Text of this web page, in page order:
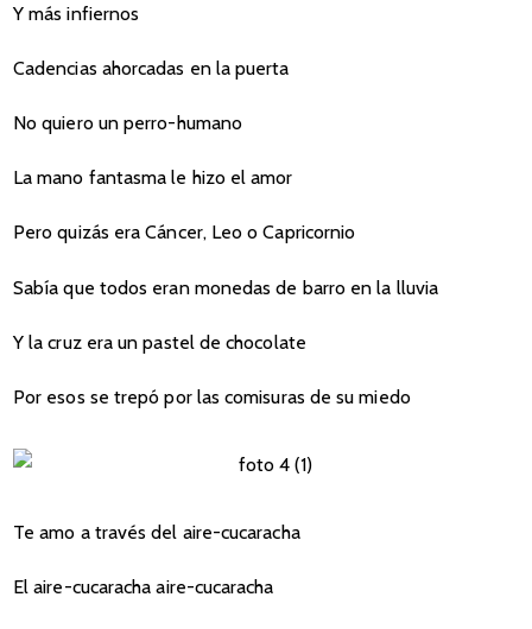
Y más infiernos
Cadencias ahorcadas en la puerta
No quiero un perro-humano
La mano fantasma le hizo el amor
Pero quizás era Cáncer, Leo o Capricornio
Sabía que todos eran monedas de barro en la lluvia
Y la cruz era un pastel de chocolate
Por esos se trepó por las comisuras de su miedo
Te amo a través del aire-cucaracha
El aire-cucaracha aire-cucaracha